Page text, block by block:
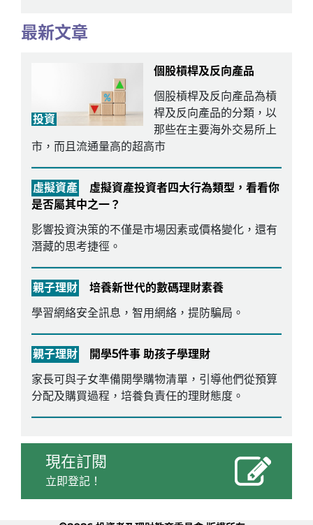
最新文章
投資
個股槓桿及反向產品
個股槓桿及反向產品為槓
桿及反向產品的分類，以
那些在主要海外交易所上
市，而且流通量高的超高市
虛擬資產
虛擬資產投資者四大行為類型，看看你
是否屬其中之一？
影響投資決策的不僅是市場因素或價格變化，還有
潛藏的思考捷徑。
親子理財
培養新世代的數碼理財素養
學習網絡安全訊息，智用網絡，提防騙局。
親子理財
開學5件事 助孩子學理財
家長可與子女準備開學購物清單，引導他們從預算
分配及購買過程，培養負責任的理財態度。
現在訂閱
立即登記！